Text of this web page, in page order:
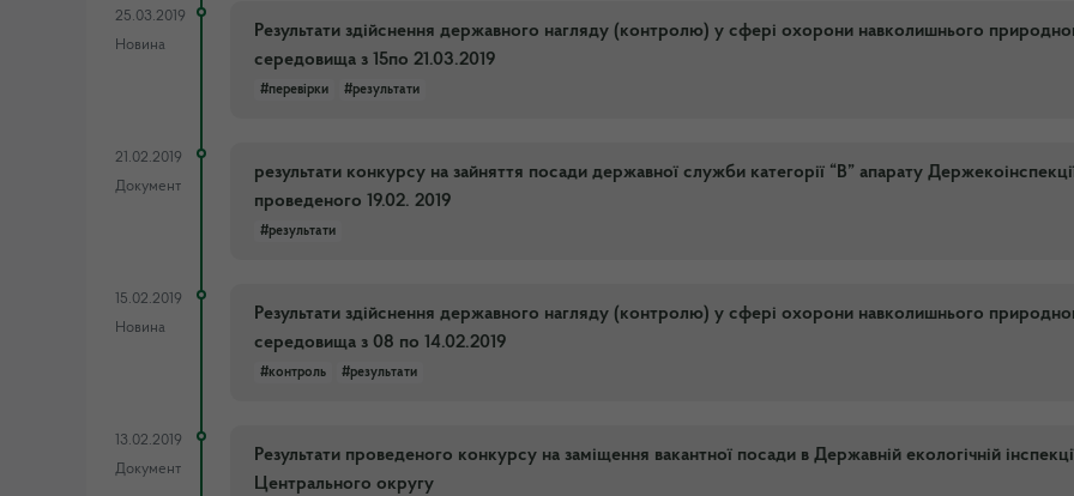
25.03.2019
Новина
Результати здійснення державного нагляду (контролю) у сфері охорони навколишнього
середовища з 15по 21.03.2019
#перевірки #результати
21.02.2019
Документ
результати конкурсу на зайняття посади державної служби категорії “В” апарату
проведеного 19.02. 2019
#результати
15.02.2019
Новина
Результати здійснення державного нагляду (контролю) у сфері охорони навколишнього
середовища з 08 по 14.02.2019
#контроль #результати
13.02.2019
Документ
Результати проведеного конкурсу на заміщення вакантної посади в Державній екологічній
Центрального округу